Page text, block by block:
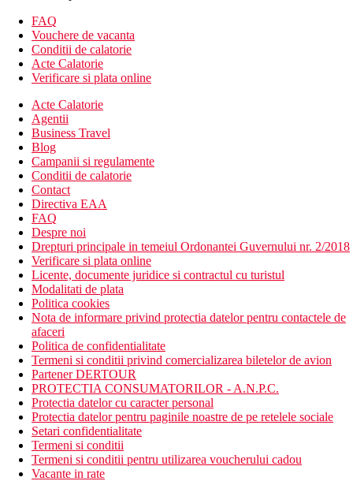
Divertisment
Program regulat de animatie zi si noapte, seri distractive.
Ultra all inclusive
Mic dejun tip bufet tarziu (10.00-11.00)
Pranz tip bufet (12:30-14:30)
Cina tip bufet (19.00-21.00)
Bufet de la miezul noptii (11:30 p.m. - 7:00 a.m.)
Restaurant `la carte bbq, turcesc, cu fructe de mare (19.00-
21.00, rezervare obligatorie)
Bauturi alcoolice si non-alcoolice (00:00 - 24:00)
Plaja
Plaja privata cu pietris cu intrare treptata in mare
Sezlonguri si umbrele gratuite
Oferta sportiva
Gratuit: fitness, tenis de masa, tenis, animatie, trambuline,
squash, volei pe plaja, darts, aerobic, aerobic acvatic, parc
acvatic
Contra cost: biliard, bowling, sporturi acvatice motorizate
si nemotorizate
Carduri
VISA/EC/MC.
FAQ
Vouchere de vacanta
Conditii de calatorie
Acte Calatorie
Verificare si plata online
Acte Calatorie
Agentii
Business Travel
Blog
Campanii si regulamente
Conditii de calatorie
Contact
Directiva EAA
FAQ
Despre noi
Drepturi principale in temeiul Ordonantei Guvernului nr. 2/2018
Verificare si plata online
Licente, documente juridice si contractul cu turistul
Modalitati de plata
Politica cookies
Nota de informare privind protectia datelor pentru contactele de
afaceri
Politica de confidentialitate
Termeni si conditii privind comercializarea biletelor de avion
Partener DERTOUR
PROTECTIA CONSUMATORILOR - A.N.P.C.
Protectia datelor cu caracter personal
Protectia datelor pentru paginile noastre de pe retelele sociale
Setari confidentialitate
Termeni si conditii
Termeni si conditii pentru utilizarea voucherului cadou
Vacante in rate